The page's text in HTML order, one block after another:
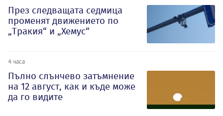
През следващата седмица
променят движението по
„Тракия“ и „Хемус“
4 часа
Пълно слънчево затъмнение
на 12 август, как и къде може
да го видите